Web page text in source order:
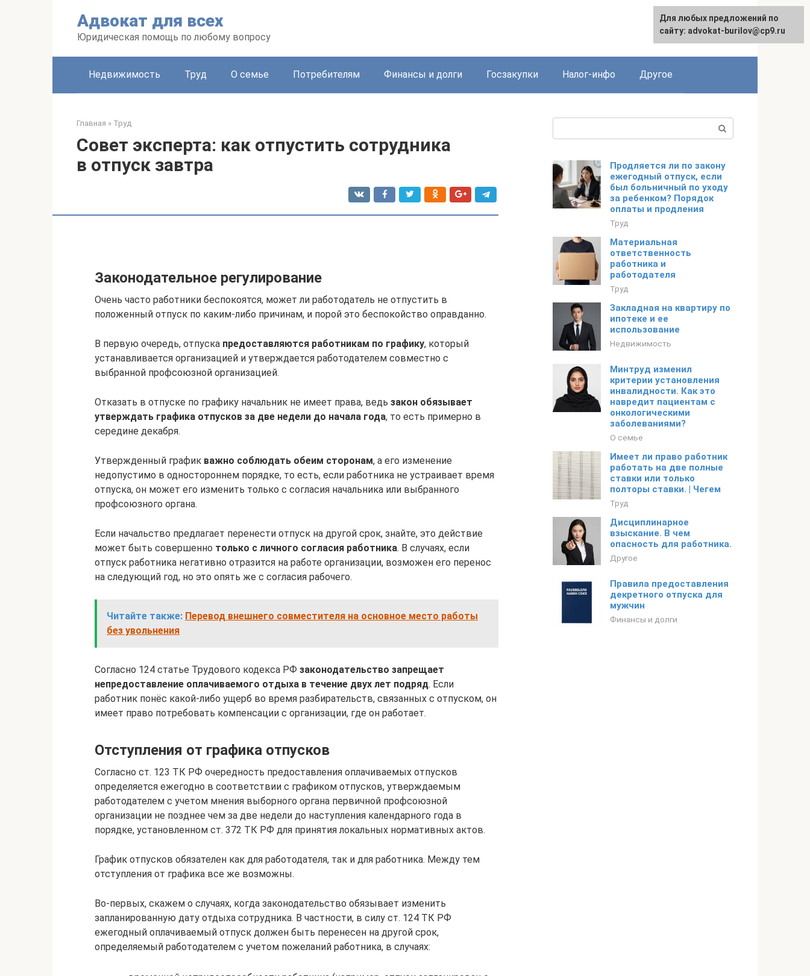
Адвокат для всех
Юридическая помощь по любому вопросу
English
Недвижимость Труд О семье Потребителям Финансы и долги Госзакупки Налог-инфо Другое
Главная » Труд
Совет эксперта: как отпустить сотрудника
в отпуск завтра
Законодательное регулирование
Очень часто работники беспокоятся, может ли работодатель не отпустить в
положенный отпуск по каким-либо причинам, и порой это беспокойство оправданно.
В первую очередь, отпуска предоставляются работникам по графику, который
устанавливается организацией и утверждается работодателем совместно с
выбранной профсоюзной организацией.
Отказать в отпуске по графику начальник не имеет права, ведь закон обязывает
утверждать графика отпусков за две недели до начала года, то есть примерно в
середине декабря.
Утвержденный график важно соблюдать обеим сторонам, а его изменение
недопустимо в одностороннем порядке, то есть, если работника не устраивает время
отпуска, он может его изменить только с согласия начальника или выбранного
профсоюзного органа.
Если начальство предлагает перенести отпуск на другой срок, знайте, это действие
может быть совершенно только с личного согласия работника. В случаях, если
отпуск работника негативно отразится на работе организации, возможен его перенос
на следующий год, но это опять же с согласия рабочего.
Читайте также: Перевод внешнего совместителя на основное место работы
без увольнения
Согласно 124 статье Трудового кодекса РФ законодательство запрещает
непредоставление оплачиваемого отдыха в течение двух лет подряд. Если
работник понёс какой-либо ущерб во время разбирательств, связанных с отпуском, он
имеет право потребовать компенсации с организации, где он работает.
Отступления от графика отпусков
Согласно ст. 123 ТК РФ очередность предоставления оплачиваемых отпусков
определяется ежегодно в соответствии с графиком отпусков, утверждаемым
работодателем с учетом мнения выборного органа первичной профсоюзной
организации не позднее чем за две недели до наступления календарного года в
порядке, установленном ст. 372 ТК РФ для принятия локальных нормативных актов.
График отпусков обязателен как для работодателя, так и для работника. Между тем
отступления от графика все же возможны.
Во-первых, скажем о случаях, когда законодательство обязывает изменить
запланированную дату отдыха сотрудника. В частности, в силу ст. 124 ТК РФ
ежегодный оплачиваемый отпуск должен быть перенесен на другой срок,
определяемый работодателем с учетом пожеланий работника, в случаях:
Продляется ли по закону
ежегодный отпуск, если
был больничный по уходу
за ребенком? Порядок
оплаты и продления
Труд
Материальная
ответственность
работника и
работодателя
Труд
Закладная на квартиру по
ипотеке и ее
использование
Недвижимость
Минтруд изменил
критерии установления
инвалидности. Как это
навредит пациентам с
онкологическими
заболеваниями?
О семье
Имеет ли право работник
работать на две полные
ставки или только
полторы ставки. | Чегем
Труд
Дисциплинарное
взыскание. В чем
опасность для работника.
Другое
Правила предоставления
декретного отпуска для
мужчин
Финансы и долги
Для любых предложений по
сайту: advokat-burilov@cp9.ru